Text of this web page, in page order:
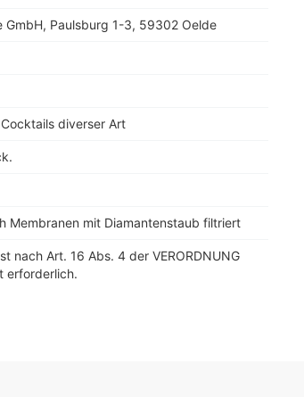
GmbH, Paulsburg 1-3, 59302 Oelde
diverser Art
Membranen mit Diamantenstaub filtriert
nach Art. 16 Abs. 4 der VERORDNUNG
erforderlich.